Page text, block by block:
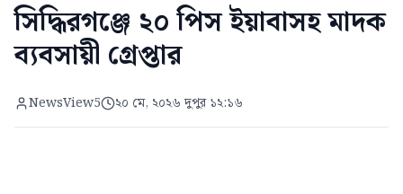
সিদ্ধিরগঞ্জে ২০ পিস ইয়াবাসহ মাদক
ব্যবসায়ী গ্রেপ্তার
NewsView5 ২০ মে, ২০২৬ দুপুর ১২:১৬